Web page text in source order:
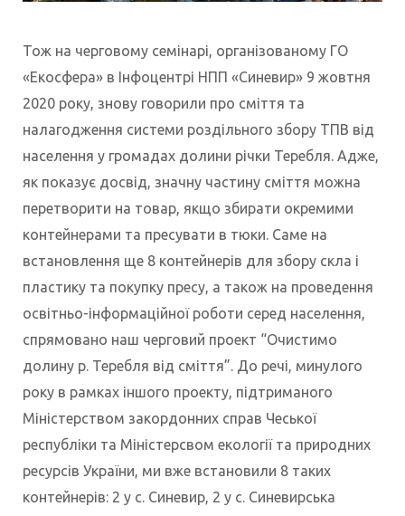
Тож на черговому семінарі, організованому ГО
«Екосфера» в Інфоцентрі НПП «Синевир» 9 жовтня
2020 року, знову говорили про сміття та
налагодження системи роздільного збору ТПВ від
населення у громадах долини річки Теребля. Адже,
як показує досвід, значну частину сміття можна
перетворити на товар, якщо збирати окремими
контейнерами та пресувати в тюки. Саме на
встановлення ще 8 контейнерів для збору скла і
пластику та покупку пресу, а також на проведення
освітньо-інформаційної роботи серед населення,
спрямовано наш черговий проект “Очистимо
долину р. Теребля від сміття”. До речі, минулого
року в рамках іншого проекту, підтриманого
Міністерством закордонних справ Чеської
республіки та Міністерсвом екології та природних
ресурсів України, ми вже встановили 8 таких
контейнерів: 2 у с. Синевир, 2 у с. Синевирська